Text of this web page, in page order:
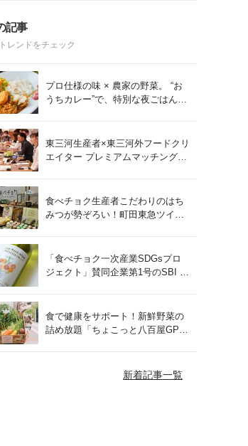
記事
レンドをチェック
プロ仕様の味 × 農家の野菜。 “お
うちカレー”で、特別な夜ごはん
東三河生産者×東三河外フードクリ
エイター プレミアムマッチング会
食べチョク生産者こだわりのはち
みつが勢ぞろい！町田東急ツイン
「食べチョク一次産業SDGsプロ
ジェクト」賛同企業第1号のSBI F
食で健康をサポート！新鮮野菜の
詰め放題「ちょこっと八百屋GP
新着記事一覧